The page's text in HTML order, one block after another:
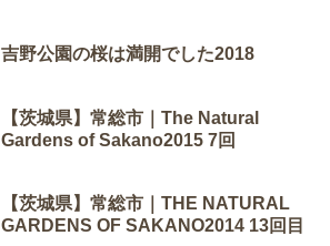
吉野公園の桜は満開でした2018
【茨城県】常総市｜The Natural
Gardens of Sakano2015 7回
【茨城県】常総市｜THE NATURAL
GARDENS OF SAKANO2014 13回目